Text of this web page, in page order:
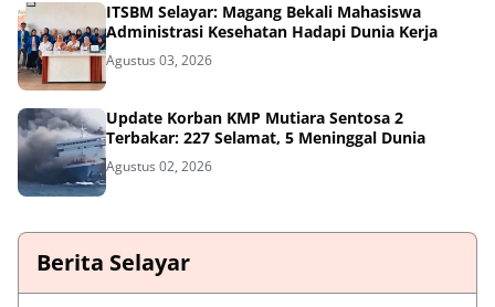
ITSBM Selayar: Magang Bekali Mahasiswa
Administrasi Kesehatan Hadapi Dunia Kerja
Agustus 03, 2026
Update Korban KMP Mutiara Sentosa 2
Terbakar: 227 Selamat, 5 Meninggal Dunia
Agustus 02, 2026
Berita Selayar